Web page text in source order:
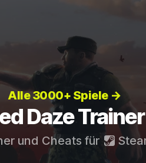
Alle 3000+ Spiele →
Daze
und Cheats für